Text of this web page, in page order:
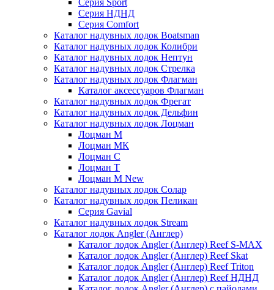
Серия Sport
Серия НДНД
Серия Comfort
Каталог надувных лодок Boatsman
Каталог надувных лодок Колибри
Каталог надувных лодок Нептун
Каталог надувных лодок Стрелка
Каталог надувных лодок Флагман
Каталог аксессуаров Флагман
Каталог надувных лодок Фрегат
Каталог надувных лодок Дельфин
Каталог надувных лодок Лоцман
Лоцман М
Лоцман МК
Лоцман С
Лоцман Т
Лоцман М New
Каталог надувных лодок Солар
Каталог надувных лодок Пеликан
Серия Gavial
Каталог надувных лодок Stream
Каталог лодок Angler (Англер)
Каталог лодок Angler (Англер) Reef S-MAX
Каталог лодок Angler (Англер) Reef Skat
Каталог лодок Angler (Англер) Reef Triton
Каталог лодок Angler (Англер) Reef НДНД